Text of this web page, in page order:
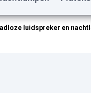
luidspreker en